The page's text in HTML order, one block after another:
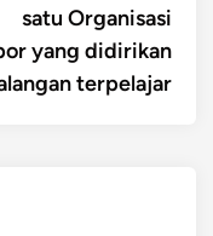
satu Organisasi
yang didirikan
terpelajar